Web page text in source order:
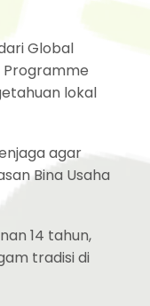
Global
Programme
lokal
agar
Bina Usaha
14 tahun,
tradisi di